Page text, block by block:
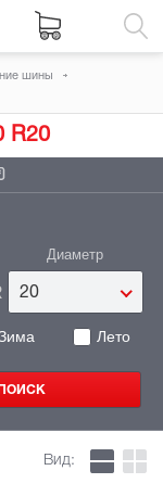
шины
R20
Диаметр
20
Лето
Вид: